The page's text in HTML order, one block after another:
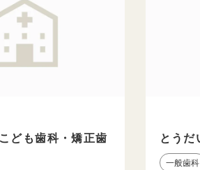
ども歯科・矯正歯
とうだ
一般歯科